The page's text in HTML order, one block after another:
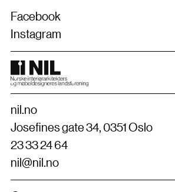
nil.no
Josefines gate 34, 0351 Oslo
23 33 24 64
nil@nil.no
Facebook
Instagram